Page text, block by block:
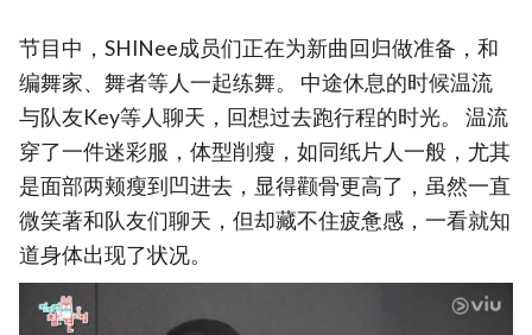
节目中，SHINee成员们正在为新曲回归做准备，和
编舞家、舞者等人一起练舞。 中途休息的时候温流
与队友Key等人聊天，回想过去跑行程的时光。 温流
穿了一件迷彩服，体型削瘦，如同纸片人一般，尤其
是面部两颊瘦到凹进去，显得颧骨更高了，虽然一直
微笑著和队友们聊天，但却藏不住疲惫感，一看就知
道身体出现了状况。